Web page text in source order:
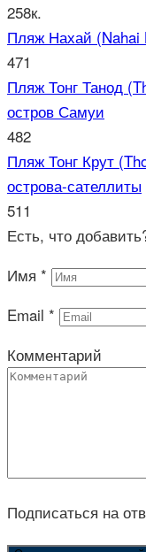
258к.
Пляж Нахай
471
Пляж Тонг Танод
остров Самуи
482
Пляж Тонг Крут
острова-сателлиты
511
Есть, что
Имя *
Email *
Комментарий
Подписаться на